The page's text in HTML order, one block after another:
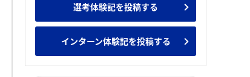
職人気企業ランキング みんなのインターン人気企業ランキ
選考体験記を投稿する
インターン体験記を投稿する